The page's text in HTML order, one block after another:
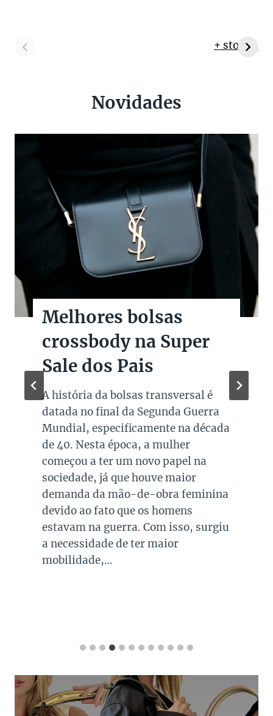
+ stories
Novidades
Melhores bolsas
crossbody na Super
Sale dos Pais
A história da bolsas transversal é
datada no final da Segunda Guerra
Mundial, especificamente na década
de 40. Nesta época, a mulher
começou a ter um novo papel na
sociedade, já que houve maior
demanda da mão-de-obra feminina
devido ao fato que os homens
estavam na guerra. Com isso, surgiu
a necessidade de ter maior
mobilidade,…